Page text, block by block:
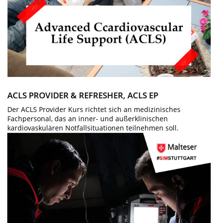
ACLS PROVIDER & REFRESHER, ACLS EP
Der ACLS Provider Kurs richtet sich an medizinisches
Fachpersonal, das an inner- und außerklinischen
kardiovaskulären Notfallsituationen teilnehmen soll.